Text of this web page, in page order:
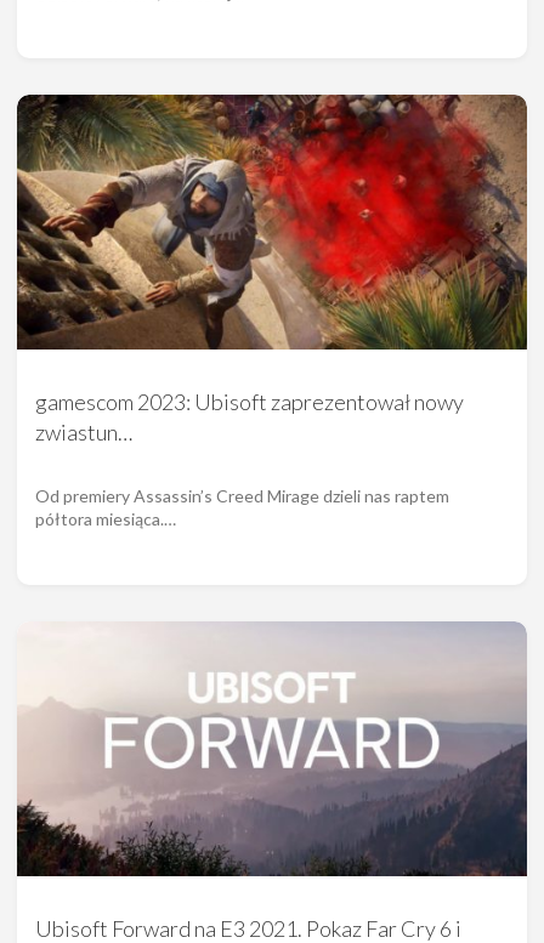
gamescom 2023: Ubisoft zaprezentował nowy
zwiastun…
Od premiery Assassin’s Creed Mirage dzieli nas raptem
półtora miesiąca.…
Ubisoft Forward na E3 2021. Pokaz Far Cry 6 i